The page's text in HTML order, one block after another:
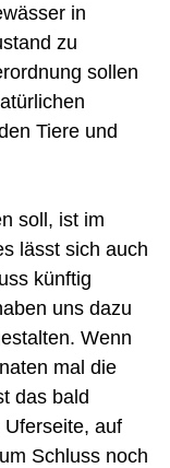
in
zu
sollen
Tiere und
soll, ist im
lässt sich auch
künftig
uns dazu
Wenn
mal die
das bald
Uferseite, auf
Schluss noch